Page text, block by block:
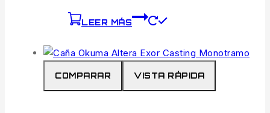
LEER MÁS
COMPARAR VISTA RÁPIDA